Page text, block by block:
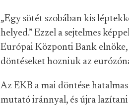
„Egy sötét szobában kis
helyed.” Ezzel a sejtelmes
Európai Központi Bank
döntéseket hozniuk az
Az EKB a mai döntése
mutató iránnyal, és újra